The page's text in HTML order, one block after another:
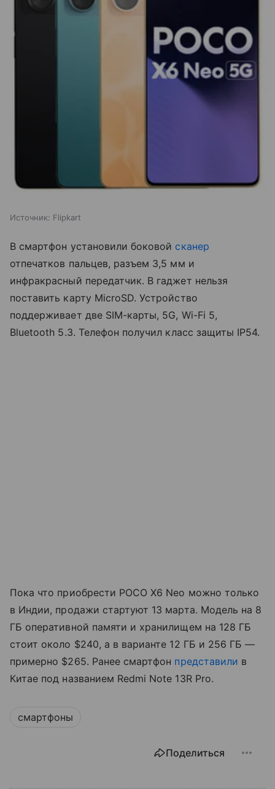
Источник: Flipkart
В смартфон установили боковой сканер
отпечатков пальцев, разъем 3,5 мм и
инфракрасный передатчик. В гаджет нельзя
поставить карту MicroSD. Устройство
поддерживает две SIM-карты, 5G, Wi-Fi 5,
Bluetooth 5.3. Телефон получил класс защиты IP54.
Пока что приобрести POCO X6 Neo можно только
в Индии, продажи стартуют 13 марта. Модель на 8
ГБ оперативной памяти и хранилищем на 128 ГБ
стоит около $240, а в варианте 12 ГБ и 256 ГБ —
примерно $265. Ранее смартфон представили в
Китае под названием Redmi Note 13R Pro.
смартфоны
Поделиться